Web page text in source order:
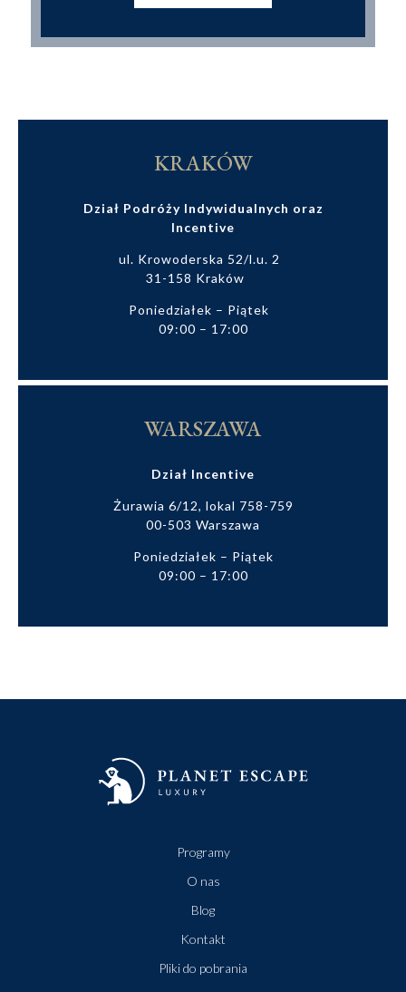
KRAKÓW
Dział Podróży Indywidualnych oraz
Incentive
ul. Krowoderska 52/l.u. 2
31-158 Kraków
Poniedziałek – Piątek
09:00 – 17:00
WARSZAWA
Dział Incentive
Żurawia 6/12, lokal 758-759
00-503 Warszawa
Poniedziałek – Piątek
09:00 – 17:00
Programy
O nas
Blog
Kontakt
Pliki do pobrania